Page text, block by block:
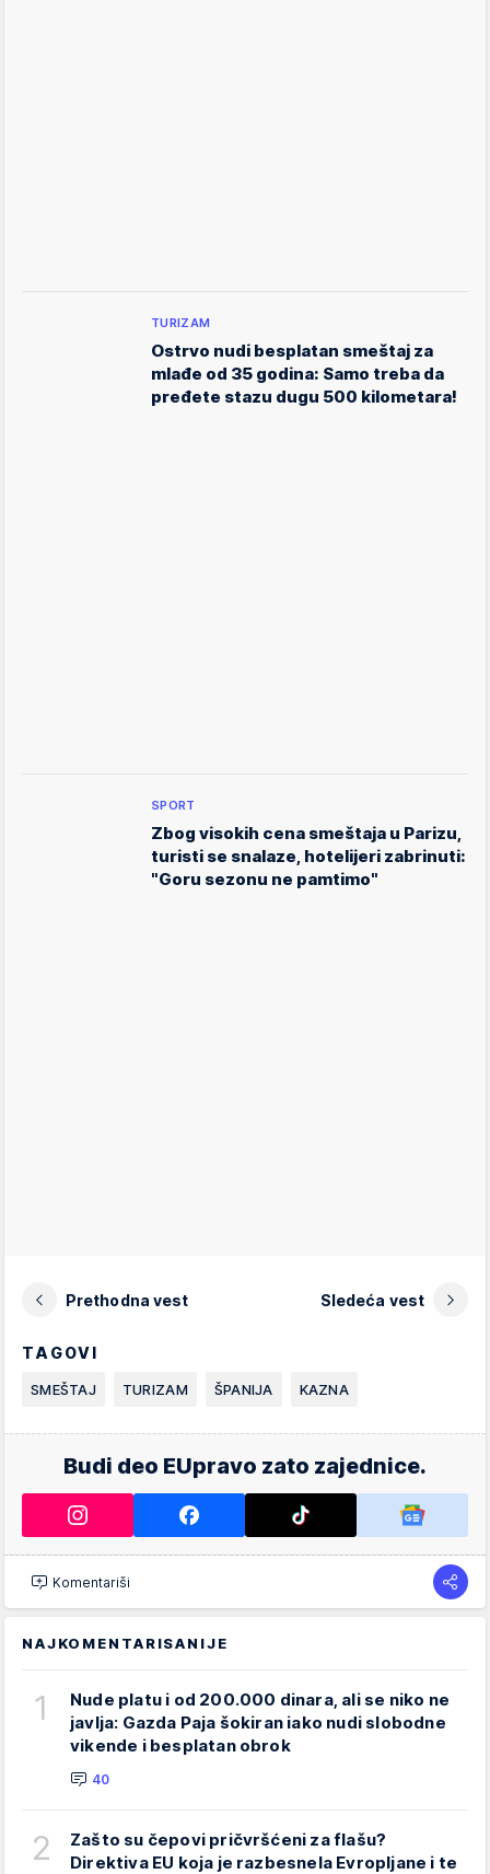
TURIZAM
Ostrvo nudi besplatan smeštaj za
mlađe od 35 godina: Samo treba da
pređete stazu dugu 500 kilometara!
SPORT
Zbog visokih cena smeštaja u Parizu,
turisti se snalaze, hotelijeri zabrinuti:
"Goru sezonu ne pamtimo"
Prethodna vest Sledeća vest
TAGOVI
SMEŠTAJ TURIZAM ŠPANIJA KAZNA
Budi deo EUpravo zato zajednice.
Komentariši
NAJKOMENTARISANIJE
1
Nude platu i od 200.000 dinara, ali se niko ne
javlja: Gazda Paja šokiran iako nudi slobodne
vikende i besplatan obrok
40
2
Zašto su čepovi pričvršćeni za flašu?
Direktiva EU koja je razbesnela Evropljane i te